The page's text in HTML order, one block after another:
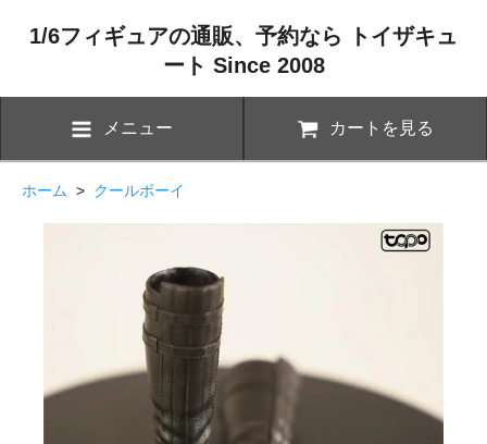
1/6フィギュアの通販、予約なら トイザキュ
ート Since 2008
メニュー カートを見る
ホーム > クールボーイ